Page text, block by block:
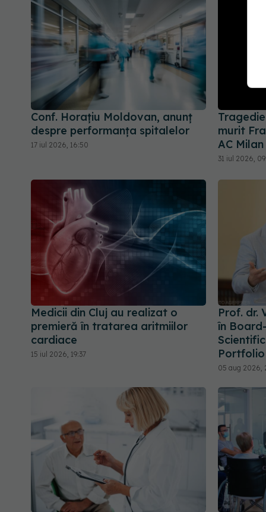
Conf. Horațiu Moldovan, anunț
despre performanța spitalelor
17 iul 2026, 16:50
murit
AC Milan
31 iul 2026,
Medicii din Cluj au realizat o
premieră în tratarea aritmiilor
cardiace
15 iul 2026, 19:37
Prof. dr.
în
Portfolio
05 aug 2026,